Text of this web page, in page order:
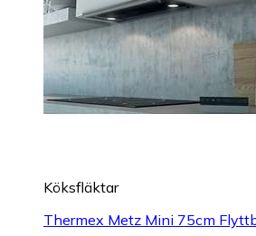
Köksfläktar
Thermex Metz Mini 75cm